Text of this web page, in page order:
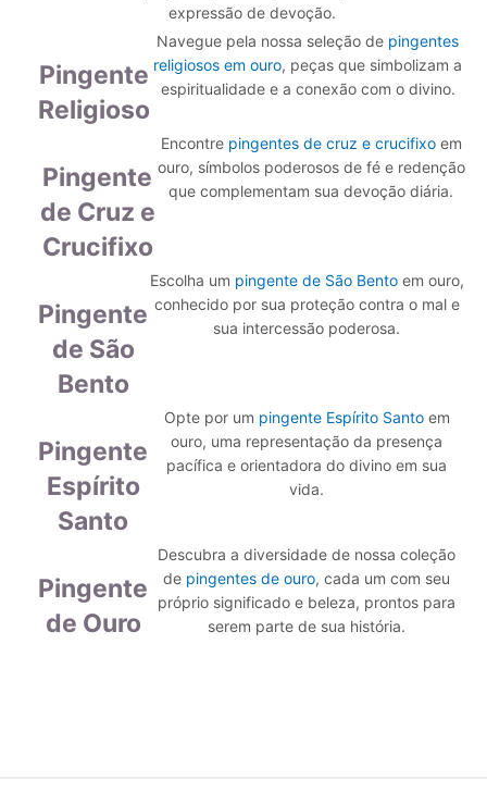
expressão de devoção.
Pingente
Religioso
Navegue pela nossa seleção de pingentes
religiosos em ouro, peças que simbolizam a
espiritualidade e a conexão com o divino.
Pingente
de Cruz e
Crucifixo
Encontre pingentes de cruz e crucifixoem
ouro, símbolos poderosos de fé e redenção
que complementam sua devoção diária.
Pingente
de São
Bento
Escolha um pingente de São Bento em ouro,
conhecido por sua proteção contra o mal e
sua intercessão poderosa.
Pingente
Espírito
Santo
Opte por um pingente Espírito Santoem
ouro, uma representação da presença
pacífica e orientadora do divino em sua
vida.
Pingente
de Ouro
Descubra a diversidade de nossa coleção
de pingentes de ouro, cada um com seu
próprio significado e beleza, prontos para
serem parte de sua história.